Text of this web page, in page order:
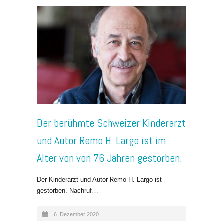
Der berühmte Schweizer Kinderarzt
und Autor Remo H. Largo ist im
Alter von von 76 Jahren gestorben.
Der Kinderarzt und Autor Remo H. Largo ist
gestorben. Nachruf…
6. Dezember 2020